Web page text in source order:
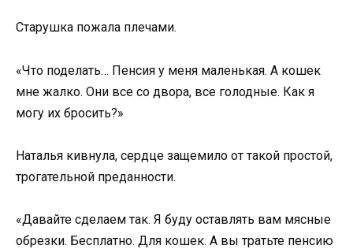
Старушка пожала плечами.
«Что поделать… Пенсия у меня маленькая. А кошек
мне жалко. Они все со двора, все голодные. Как я
могу их бросить?»
Наталья кивнула, сердце защемило от такой простой,
трогательной преданности.
«Давайте сделаем так. Я буду оставлять вам мясные
обрезки. Бесплатно. Для кошек. А вы тратьте пенсию